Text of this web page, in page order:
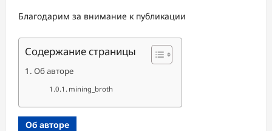
Благодарим за внимание к публикации
Содержание страницы
Об авторе
mining_broth
Об авторе